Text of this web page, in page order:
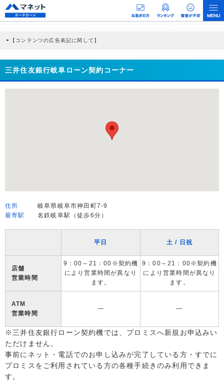
【コンテンツの広告表記に関して】
商品を根拠なくPRするものではなく、当編集部の調査／ユーザーへの口コミ収集な
どに基づき、公平性を担保した情報提供を行っています。
>提携企業一覧
三井住友銀行岐阜ローン契約コーナー
住所
岐阜県岐阜市神田町7-9
最寄駅
名鉄岐阜駅（徒歩6分）
平日 土 / 日祝
店舗
営業時間
9：00～21：00※契約機
により営業時間が異なり
ます。
9：00～21：00※契約機
により営業時間が異なり
ます。
ATM
営業時間
― ―
※三井住友銀行ローン契約機では、プロミスへ新規お申込みい
ただけません。
事前にネット・電話でのお申し込みが完了している方・すでに
プロミスをご利用されている方の各種手続きのみ利用できま
す。